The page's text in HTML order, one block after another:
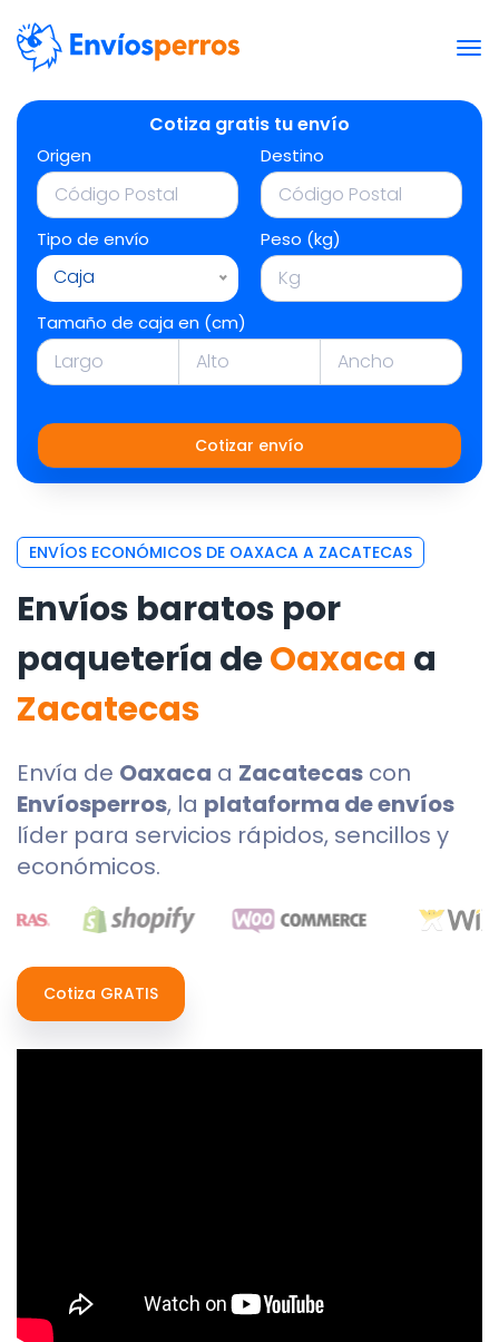
Cotiza gratis tu envío
Origen Destino
Tipo de envío
Caja
Peso (kg)
Tamaño de caja en (cm)
Cotizar envío
ENVÍOS ECONÓMICOS DE OAXACA A ZACATECAS
Envíos baratos por
paquetería deOaxaca a
Zacatecas
Envía de Oaxaca a Zacatecas con
Envíosperros, la plataforma de envíos
líder para servicios rápidos, sencillos y
económicos.
Cotiza GRATIS